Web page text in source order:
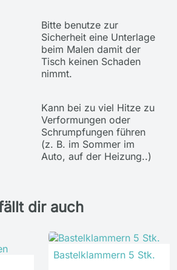
Bitte benutze zur
Sicherheit eine Unterlage
beim Malen damit der
Tisch keinen Schaden
nimmt.
Kann bei zu viel Hitze zu
Verformungen oder
Schrumpfungen führen
(z. B. im Sommer im
Auto, auf der Heizung..)
dir auch
Bastelklammern 5 Stk.